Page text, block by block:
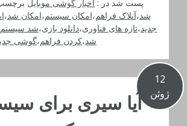
پست شد در : اخبار گوشی موبایل
شد،آنلاک فراهم،امکان سیستم،امکان شد،
جدید،تازه های فناوری،دانلود بازی،شد سیستم
شد،کردن فراهم،گوشی
12
ژوئن
آیا سیری برای